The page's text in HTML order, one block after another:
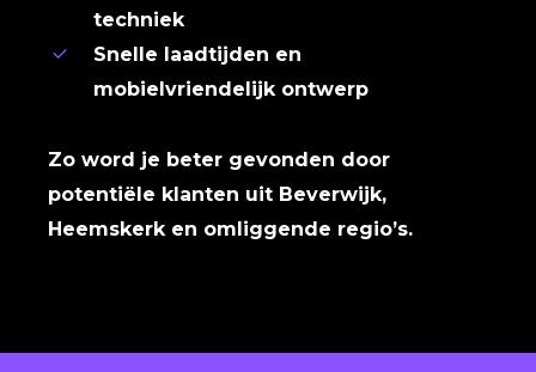
techniek
Snelle laadtijden en
mobielvriendelijk ontwerp
Zo word je beter gevonden door
potentiële klanten uit Beverwijk,
Heemskerk en omliggende regio’s.